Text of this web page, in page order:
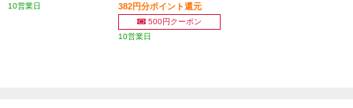
10営業日
382円分ポイント還元
500円クーポン
10営業日